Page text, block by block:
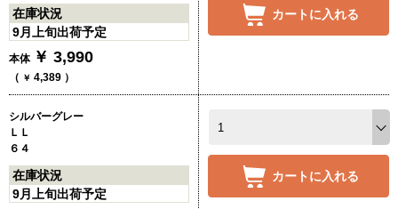
在庫状況
9月上旬出荷予定
本体 ￥ 3,990
（ ￥ 4,389 ）
カートに入れる
シルバーグレー
ＬＬ
６４
在庫状況
9月上旬出荷予定
カートに入れる